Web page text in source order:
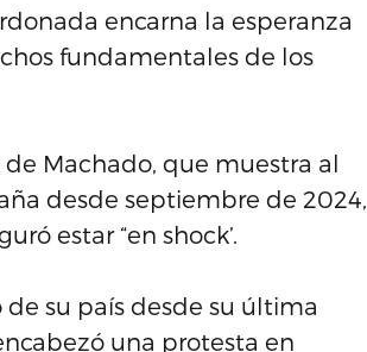
encarna la esperanza
fundamentales de los
Machado, que muestra al
desde septiembre de 2024,
estar “en shock’.
su país desde su última
una protesta en